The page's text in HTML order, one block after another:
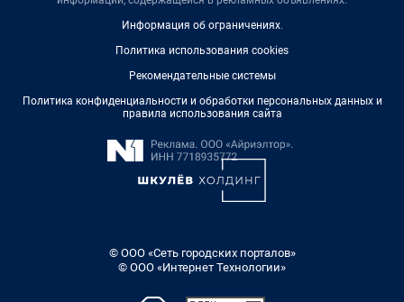
Информация об ограничениях.
Политика использования cookies
Рекомендательные системы
Политика конфиденциальности и обработки персональных данных и
правила использования сайта
© ООО «Сеть городских порталов»
© ООО «Интернет Технологии»